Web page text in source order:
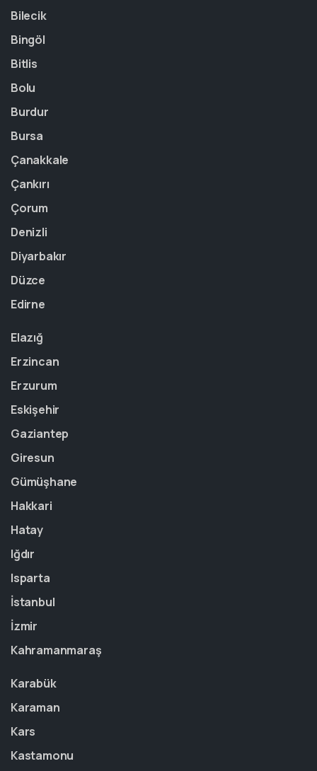
Bilecik
Bingöl
Bitlis
Bolu
Burdur
Bursa
Çanakkale
Çankırı
Çorum
Denizli
Diyarbakır
Düzce
Edirne
Elazığ
Erzincan
Erzurum
Eskişehir
Gaziantep
Giresun
Gümüşhane
Hakkari
Hatay
Iğdır
Isparta
İstanbul
İzmir
Kahramanmaraş
Karabük
Karaman
Kars
Kastamonu